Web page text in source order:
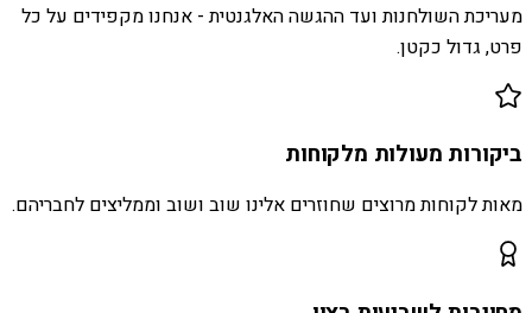
מעריכת השולחנות ועד ההגשה האלגנטית - אנחנו מקפידים על כל
פרט, גדול כקטן.
ביקורות מעולות מלקוחות
מאות לקוחות מרוצים שחוזרים אלינו שוב ושוב וממליצים לחבריהם.